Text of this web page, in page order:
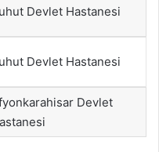
Devlet Hastanesi
Devlet Hastanesi
Devlet